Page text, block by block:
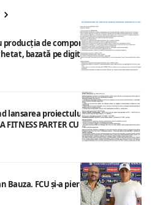
de componente ale
bazată pe digitalizare,
lansarea proiectului cu titlul
FITNESS PARTER CU SUPANTA SI
Bauza. FCU și-a pierdut vedeta